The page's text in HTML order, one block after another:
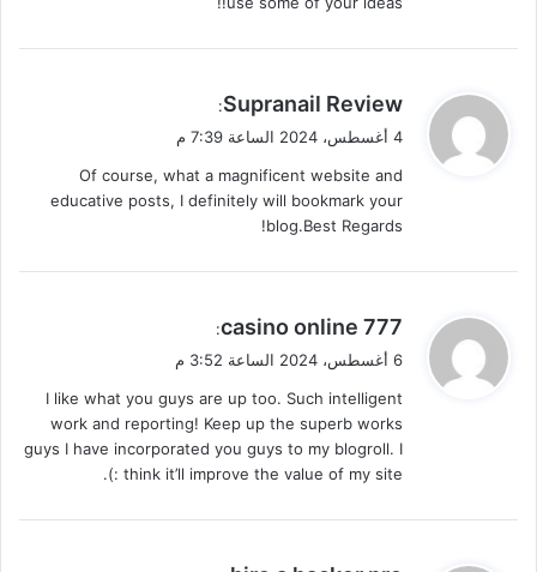
ي
ق
ل
Supranail Review
:
4 أغسطس، 2024 الساعة 7:39 م
Of course, what a magnificent website and
educative posts, I definitely will bookmark your
blog.Best Regards!
ي
ق
ل
casino online 777
:
6 أغسطس، 2024 الساعة 3:52 م
I like what you guys are up too. Such intelligent
work and reporting! Keep up the superb works
guys I have incorporated you guys to my blogroll. I
think it’ll improve the value of my site :).